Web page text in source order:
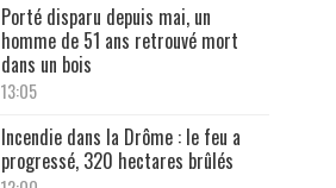
Porté disparu depuis mai, un
homme de 51 ans retrouvé mort
dans un bois
13:05
Incendie dans la Drôme : le feu a
progressé, 320 hectares brûlés